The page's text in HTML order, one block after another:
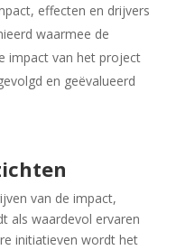
effecten en drijvers
waarmee de
impact van het project
en geëvalueerd
van de impact,
als waardevol ervaren
initiatieven wordt het